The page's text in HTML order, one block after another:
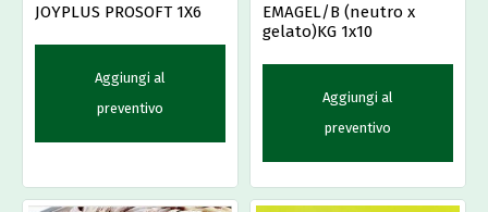
JOYPLUS PROSOFT 1X6
Aggiungi al
preventivo
EMAGEL/B (neutro x
gelato)KG 1x10
Aggiungi al
preventivo